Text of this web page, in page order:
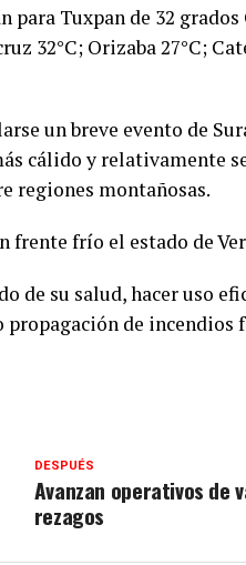
Tuxpan de 32 grados
32°C; Orizaba 27°C;
un breve evento de
cálido y relativamente
regiones montañosas.
frío el estado de
de su salud, hacer uso
de incendios
DESPUÉS
Avanzan operativos de
rezagos